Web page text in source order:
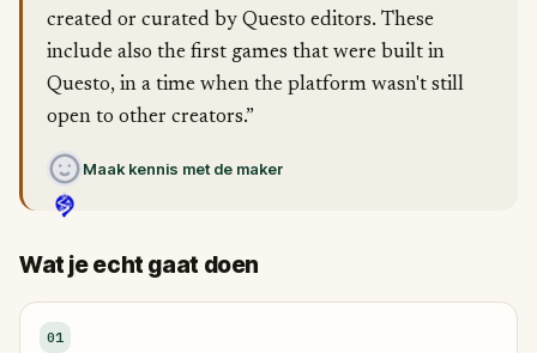
created or curated by Questo editors. These
include also the first games that were built in
Questo, in a time when the platform wasn't still
open to other creators.”
Maak kennis met de maker
Wat je echt gaat doen
01